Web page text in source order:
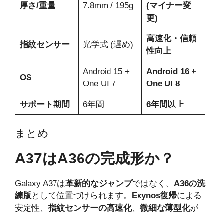
厚さ/重量 7.8mm / 195g
(マイナー変
更)
指紋センサー 光学式 (遅め)
高速化・信頼
性向上
OS
Android 15 +
One UI 7
Android 16 +
One UI 8
サポート期間 6年間 6年間以上
まとめ
A37はA36の完成形か？
Galaxy A37は革新的なジャンプではなく、 A36の洗
練版 として位置づけられます。 Exynos復帰による
安定性、 指紋センサーの高速化、 微細な薄型化が